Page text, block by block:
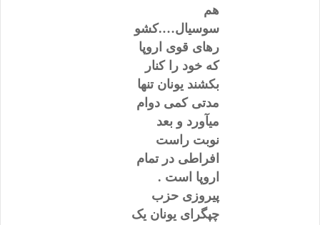
هم
سوسیال….کشو
رهای قوی اروپا
که خود را کنار
بکشند یونان تنها
مدتی کمی دوام
میآورد و بعد
نوبت راست
افراطی در تمام
اروپا است .
پیروزی حزب
چپگرای یونان یک